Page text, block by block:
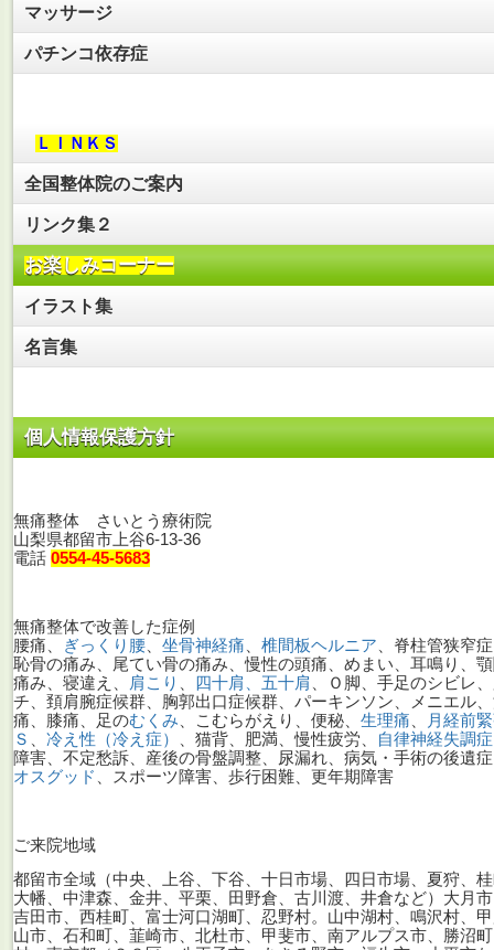
マッサージ
パチンコ依存症
ＬＩＮＫＳ
全国整体院のご案内
リンク集２
お楽しみコーナー
イラスト集
名言集
個人情報保護方針
無痛整体 さいとう療術院
山梨県都留市上谷6-13-36
電話 0554-45-5683
無痛整体で改善した症例
腰痛、
ぎっくり腰、 坐骨神経痛 椎間板ヘルニア 、脊柱管狭窄
恥骨の痛み、尾てい骨の痛み、慢性の頭痛、めまい、耳鳴り、
痛み、寝違え、
肩こり 四十肩、五十肩 、Ｏ脚、手足のシビレ
チ、頚肩腕症候群、胸郭出口症候群、パーキンソン、メニエル
痛、膝痛、足のむくみ 、こむらがえり、便秘、 生理痛
月経前
Ｓ
冷え性（冷え症） 、猫背、肥満、慢性疲労、 自律神経失調症
障害、不定愁訴、産後の骨盤調整、尿漏れ、病気・手術の後遺
オスグッド 、スポーツ障害、歩行困難、更年期障害
ご来院地域
都留市全域（中央、上谷、下谷、十日市場、四日市場、夏狩、
大幡、中津森、金井、平栗、田野倉、古川渡、井倉など）大月
吉田市、西桂町、富士河口湖町、忍野村。山中湖村、鳴沢村、
山市、石和町、韮崎市、北杜市、甲斐市、南アルプス市、勝沼